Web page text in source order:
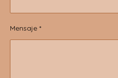
Mensaje *